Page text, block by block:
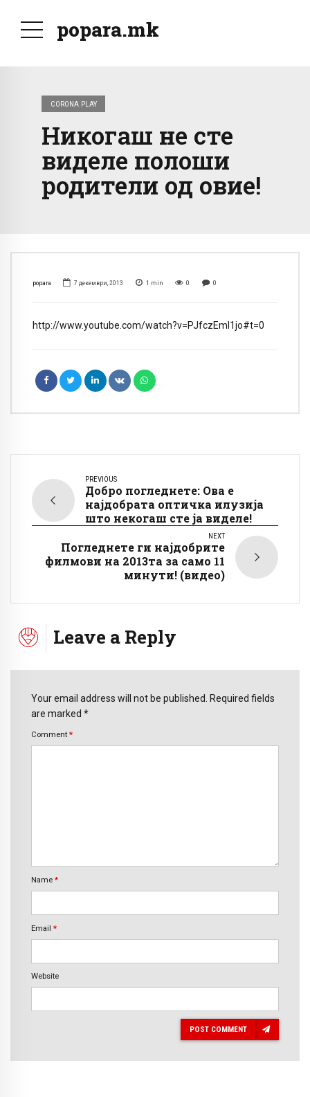
popara.mk
CORONA PLAY
Никогаш не сте
виделе полоши
родители од овие!
popara 7 декември, 2013 1 min 0 0
http://www.youtube.com/watch?v=PJfczEmI1jo#t=0
PREVIOUS
Добро погледнете: Ова е
најдобрата оптичка илузија
што некогаш сте ја виделе!
NEXT
Погледнете ги најдобрите
филмови на 2013та за само 11
минути! (видео)
Leave a Reply
Your email address will not be published. Required fields
are marked *
Comment *
Name *
Email *
Website
POST COMMENT